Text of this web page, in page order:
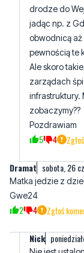
pewnością te
Ale skoro
zarządach
infrastruktury.
zobaczymy??
Pozdrawiam
5 4
Dramat sobota, 26
Matka jedzie z
2 4 Zgłoś
Nick
Nie jest